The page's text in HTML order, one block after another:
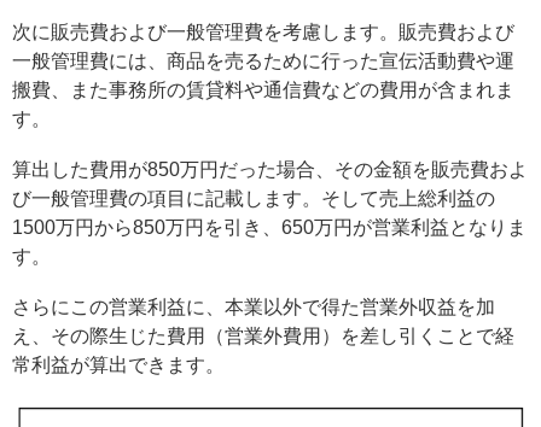
次に販売費および一般管理費を考慮します。販売費および
一般管理費には、商品を売るために行った宣伝活動費や運
搬費、また事務所の賃貸料や通信費などの費用が含まれま
す。
算出した費用が850万円だった場合、その金額を販売費およ
び一般管理費の項目に記載します。そして売上総利益の
1500万円から850万円を引き、650万円が営業利益となりま
す。
さらにこの営業利益に、本業以外で得た営業外収益を加
え、その際生じた費用（営業外費用）を差し引くことで経
常利益が算出できます。